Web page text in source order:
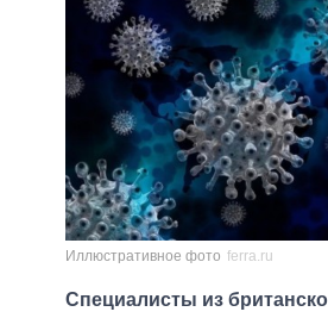
Иллюстративное фото ferra.ru
Специалисты из